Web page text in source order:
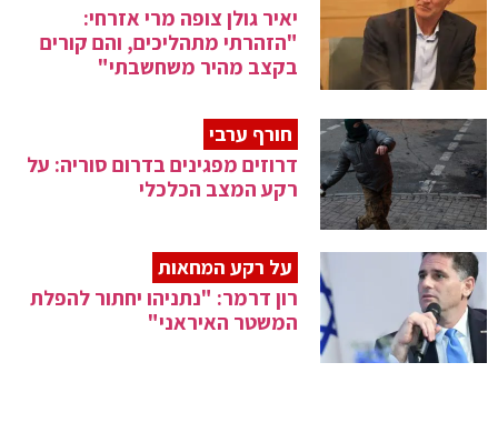
יאיר גולן צופה מרי אזרחי:
"הזהרתי מתהליכים, והם קורים
בקצב מהיר משחשבתי"
חורף ערבי
דרוזים מפגינים בדרום סוריה: על
רקע המצב הכלכלי
על רקע המחאות
רון דרמר: "נתניהו יחתור להפלת
המשטר האיראני"